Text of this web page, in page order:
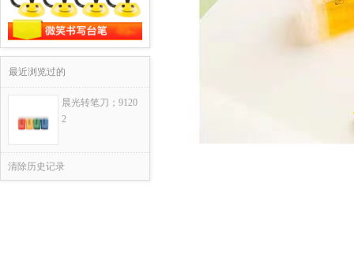
最近浏览过的
晨光转笔刀；9120
2
清除历史记录